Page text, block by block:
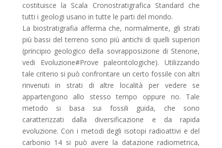
costituisce la Scala Cronostratigrafica Standard che
tutti i geologi usano in tutte le parti del mondo.
La biostratigrafia afferma che, normalmente, gli strati
più bassi del terreno sono più antichi di quelli superiori
(principio geologico della sovrapposizione di Stenone,
vedi Evoluzione#Prove paleontologiche). Utilizzando
tale criterio si può confrontare un certo fossile con altri
rinvenuti in strati di altre località per vedere se
appartengono allo stesso tempo oppure no. Tale
metodo si basa sui fossili guida, che sono
caratterizzati dalla diversificazione e da rapida
evoluzione. Con i metodi degli isotopi radioattivi e del
carbonio 14 si può avere la datazione radiometrica,